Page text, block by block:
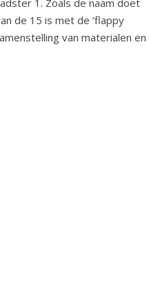
de 15 is met de ‘flappy
van materialen en